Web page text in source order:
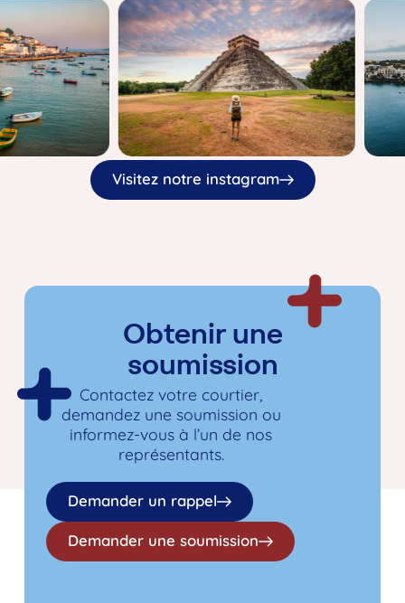
Visitez notre instagram
Obtenir une
soumission
Contactez votre courtier,
demandez une soumission ou
informez-vous à l’un de nos
représentants.
Demander un rappel
Demander une soumission